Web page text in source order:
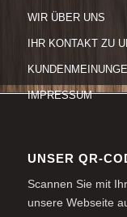
WIR ÜBER UNS
IHR KONTAKT ZU
IMPRESSUM
UNSER QR-
Scannen Sie mit
unsere Webseite